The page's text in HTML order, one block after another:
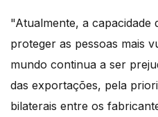
"Atualmente, a capacidade
proteger as pessoas mais
mundo continua a ser
das exportações, pela
bilaterais entre os